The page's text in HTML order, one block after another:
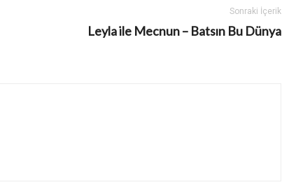
Sonraki İçerik
Leyla ile Mecnun – Batsın Bu Dünya